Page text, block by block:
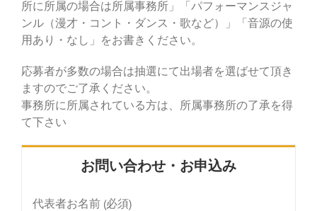
所に所属の場合は所属事務所」「パフォーマンスジャ
ンル（漫才・コント・ダンス・歌など）」「音源の使
用あり・なし」をお書きください。
応募者が多数の場合は抽選にて出場者を選ばせて頂き
ますのでご了承ください。
事務所に所属されている方は、所属事務所の了承を得
て下さい
お問い合わせ・お申込み
代表者お名前 (必須)